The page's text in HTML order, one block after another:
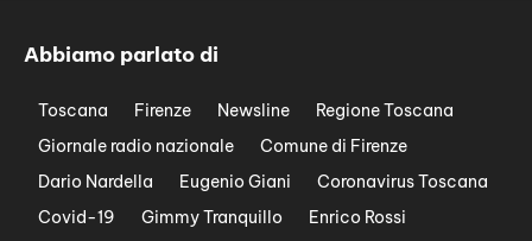
Abbiamo parlato di
Toscana Firenze Newsline
Regione Toscana
Giornale radio nazionale
Comune di Firenze
Dario Nardella
Eugenio Giani
Coronavirus Toscana
Covid-19
Gimmy Tranquillo
Enrico Rossi